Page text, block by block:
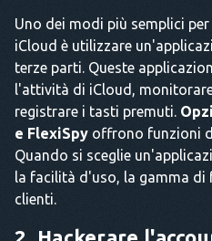
Uno dei modi più semplici
iCloud è utilizzare
terze parti. Queste
l'attività di iCloud,
registrare i tasti premuti.
e FlexiSpy offrono funzioni
Quando si sceglie
la facilità d'uso, la gamma di
clienti.